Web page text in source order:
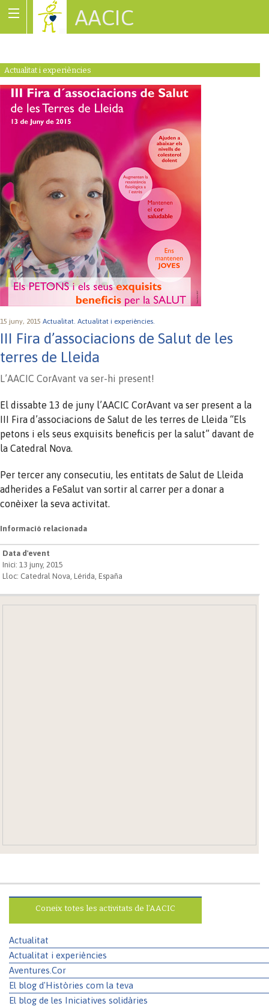
AACIC
Actualitat i experiències
15 juny, 2015 Actualitat. Actualitat i experiències.
III Fira d’associacions de Salut de les
terres de Lleida
L’AACIC CorAvant va ser-hi present!
El dissabte 13 de juny l’AACIC CorAvant va ser present a la
III Fira d’associacions de Salut de les terres de Lleida “Els
petons i els seus exquisits beneficis per la salut” davant de
la Catedral Nova.
Per tercer any consecutiu, les entitats de Salut de Lleida
adherides a FeSalut van sortir al carrer per a donar a
conèixer la seva activitat.
Informació relacionada
Data d'event
Inici: 13 juny, 2015
Lloc: Catedral Nova, Lérida, España
Coneix totes les activitats de l’AACIC
Actualitat
Actualitat i experiències
Aventures.Cor
El blog d'Històries com la teva
El blog de les Iniciatives solidàries